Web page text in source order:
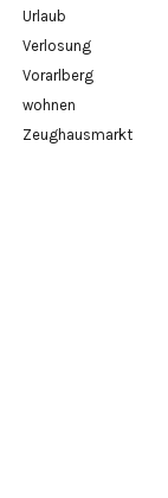
Urlaub
Verlosung
Vorarlberg
wohnen
Zeughausmarkt